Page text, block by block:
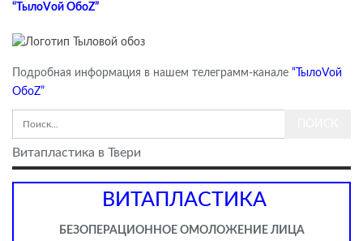
“ТылоVой ОбоZ”
Подробная информация в нашем телеграмм-канале “ТылоVой
ОбоZ”
Витапластика в Твери
ВИТАПЛАСТИКА
БЕЗОПЕРАЦИОННОЕ ОМОЛОЖЕНИЕ ЛИЦА